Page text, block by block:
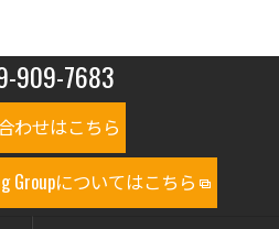
909-7683
わせはこちら
Groupについてはこちら